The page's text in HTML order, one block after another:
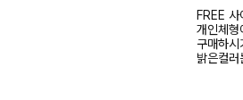
FREE
개인체형
구매하
밝은컬